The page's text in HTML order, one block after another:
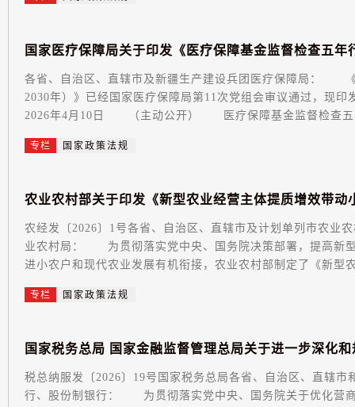
国 家 医疗保障局关于印发 《 医疗保障基金监督检查五年
各省、自治区、直辖市及新疆生产建设兵团医疗保障局：
2030年）》已经国家医疗保障局第11次党组会审议通过
2026年4月10日 （主动公开） 医疗保障基金监督检查
专栏 国家政策法规
农业农村部关于印发 《新型农业经营主体提质增效带动
农经发〔2026〕1号各省、自治区、直辖市及计划单列市农业
业农村局： 为贯彻落实党中央、国务院决策部署，提高新
进小农户和现代农业发展有机衔接，农业农村部制定了《新型
专栏 国家政策法规
国 家税务总局 国 家金融监督管理总局关于进一步深化和
税总纳服发〔2026〕19号国家税务总局各省、自治区、直辖
行、股份制银行： 为贯彻落实党中央、国务院关于优化营